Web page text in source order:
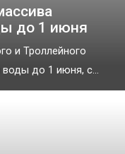
до 1 июня
и Троллейного
воды до 1 июня, с...